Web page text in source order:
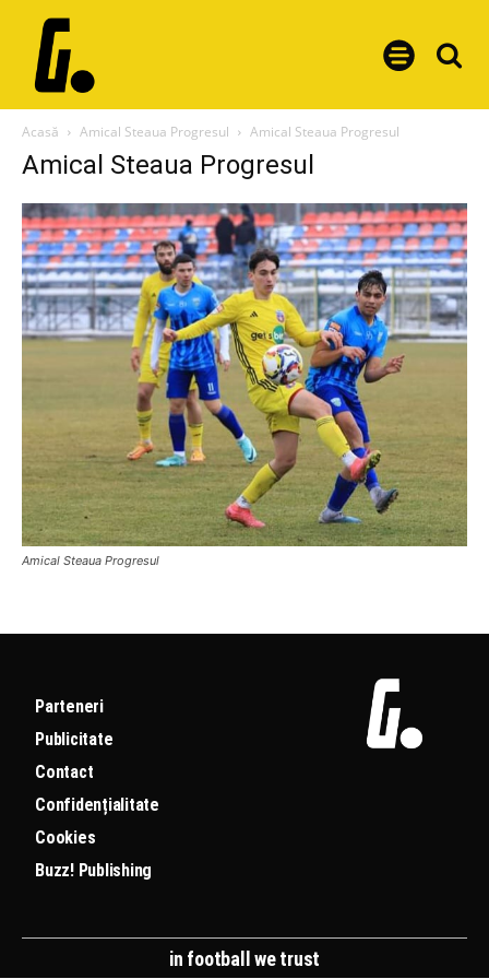
Acasă Amical Steaua Progresul Amical Steaua Progresul
Amical Steaua Progresul
Amical Steaua Progresul
Parteneri
Publicitate
Contact
Confidențialitate
Cookies
Buzz! Publishing
in football we trust